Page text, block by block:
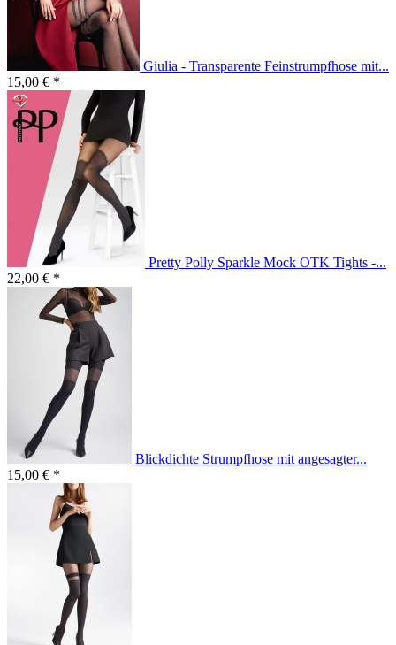
Giulia - Transparente Feinstrumpfhose mit...
15,00 € *
Pretty Polly Sparkle Mock OTK Tights -...
22,00 € *
Blickdichte Strumpfhose mit angesagter...
15,00 € *